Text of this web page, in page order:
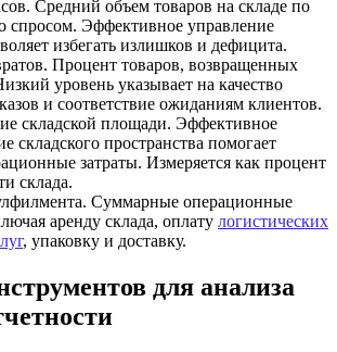
Средний объем товаров на складе по
спросом. Эффективное управление
избегать излишков и дефицита.
Процент товаров, возвращенных
уровень указывает на качество
и соответствие ожиданиям клиентов.
складской площади. Эффективное
складского пространства помогает
затраты. Измеряется как процент
склада.
Суммарные операционные
аренду склада, оплату логистических
, упаковку и доставку.
для анализа